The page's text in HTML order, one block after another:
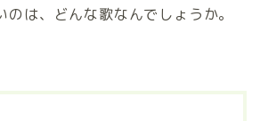
は、どんな歌なんでしょうか。